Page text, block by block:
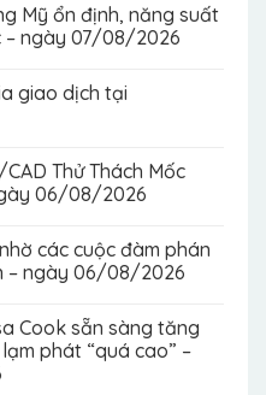
Mỹ ổn định, năng suất
ngày 07/08/2026
giao dịch tại
Thử Thách Mốc
06/08/2026
các cuộc đàm phán
– ngày 06/08/2026
Cook sẵn sàng tăng
phát “quá cao” –